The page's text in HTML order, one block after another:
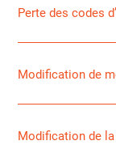
Perte des codes
Modification de
Modification de